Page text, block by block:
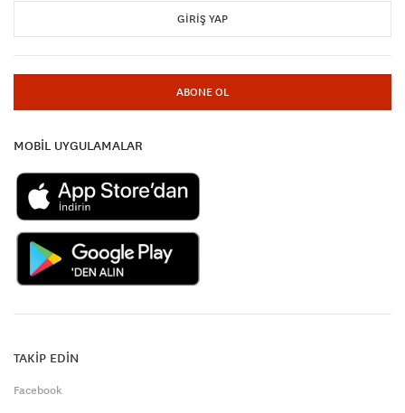
GIRIŞ YAP
ABONE OL
MOBİL UYGULAMALAR
TAKİP EDİN
Facebook